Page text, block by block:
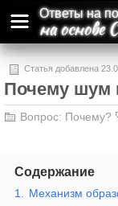
Ответы на
на основе
Статья добавлена
и может содержать
Почему шум
Вопрос: Почему?
Содержание
1.
Механизм